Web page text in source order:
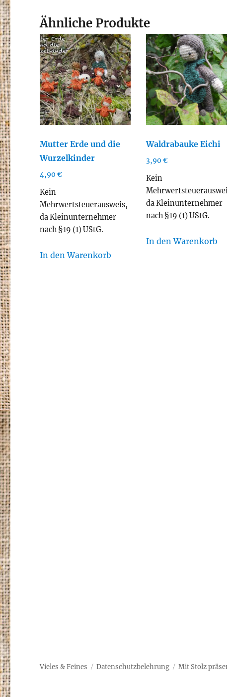
Ähnliche Produkte
Mutter Erde und die
Wurzelkinder
4,90€
Kein
Mehrwertsteuerausweis,
da Kleinunternehmer
nach §19 (1) UStG.
In den Warenkorb
Waldrabauke Eichi
3,90€
Kein
da Kleinunternehmer
nach §19 (1) UStG.
In den Warenkorb
Vieles & Feines Datenschutzbelehrung Mit Stolz